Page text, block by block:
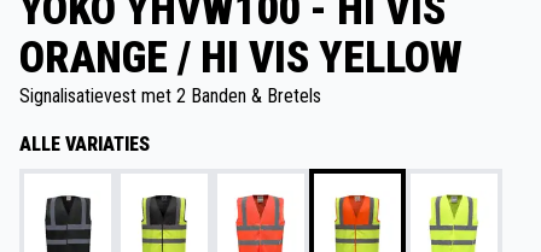
ORANGE / HI VIS YELLOW
Signalisatievest met 2 Banden & Bretels
ALLE VARIATIES